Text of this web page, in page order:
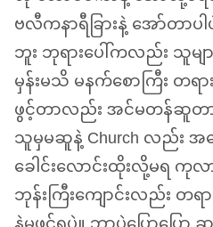
ဗလီကနာရီခြားနဲ့ အော်တာ
ဘူး ဘုရားပေါ်ကလည်း သူမ
မှန်းမသိ မနက်စောကြီး တ
ဖွင့်တာလည်း အင်မတန်ဆူတ
သူမှမဆူနဲ့ Church လည်း အ
ခေါင်းလောင်းထိုးလို့မရ ကု
ဘုန်းကြီးကျောင်းလည်း